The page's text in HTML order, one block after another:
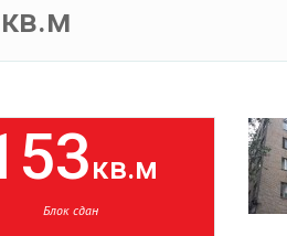
кв.м
Блок сдан